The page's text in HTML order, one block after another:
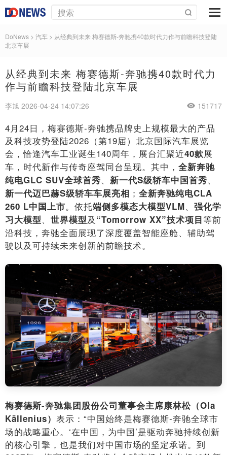
DoNews > 汽车 > 从经典到未来 梅赛德斯-奔驰携40款时代力作与前瞻科技登陆
北京车展
从经典到未来 梅赛德斯-奔驰携40款时代力
作与前瞻科技登陆北京车展
李旭 2026-04-24 14:07:26 151717
4月24日， 梅赛德斯-奔驰携品牌史上规模最大的产品
及科技攻势登陆2026（第19届）北京国际汽车展览
会，恰逢汽车工业诞生140周年，展台汇聚近40款展
车，时代新作与传奇座驾同台呈现。其中， 全新奔驰
纯电GLC SUV全球首秀、 新一代S级轿车中国首秀、
新一代迈巴赫S级轿车车展亮相 ； 全新奔驰纯电CLA
260 L中国上市。依托端侧多模态大模型VLM、 强化学
习大模型、 世界模型及 “Tomorrow XX”技术项目等前
沿科技，奔驰全面展现了深度覆盖智能座舱、辅助驾
驶以及可持续未来创新的前瞻技术。
梅赛德斯-奔驰集团股份公司董事会主席康林松（Ola
Källenius） 表示：“中国始终是梅赛德斯-奔驰全球市
场的战略重心。‘在中国，为中国’是驱动奔驰持续创新
的核心引擎，也是我们对中国市场的坚定承诺。到